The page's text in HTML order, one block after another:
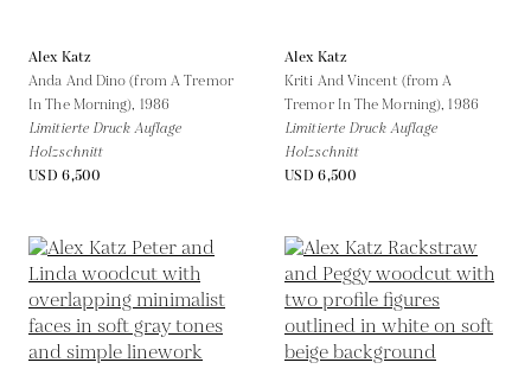
Alex Katz
Anda And Dino (from A Tremor
In The Morning), 1986
Limitierte Druck Auflage
Holzschnitt
USD 6,500
Alex Katz
Kriti And Vincent (from A
Tremor In The Morning),1986
Limitierte Druck Auflage
Holzschnitt
USD 6,500